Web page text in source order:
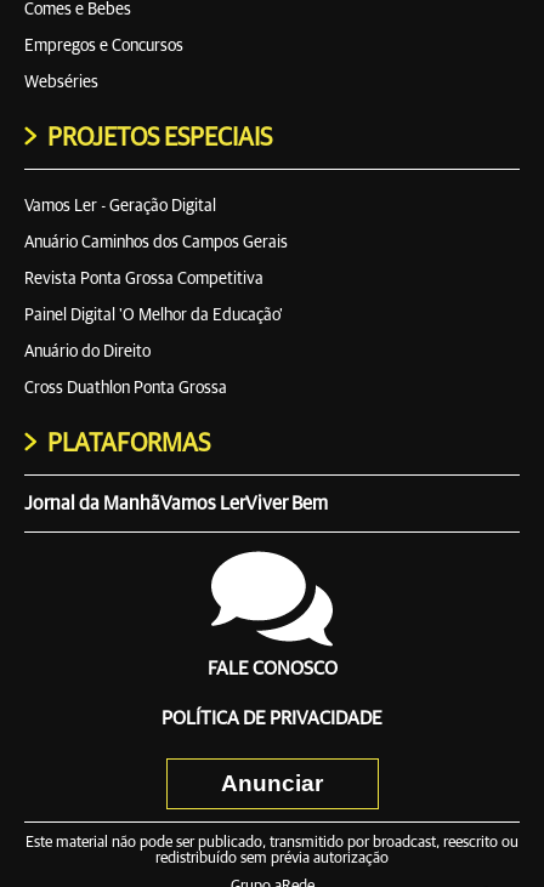
Comes e Bebes
Empregos e Concursos
Webséries
PROJETOS ESPECIAIS
Vamos Ler - Geração Digital
Anuário Caminhos dos Campos Gerais
Revista Ponta Grossa Competitiva
Painel Digital 'O Melhor da Educação'
Anuário do Direito
Cross Duathlon Ponta Grossa
PLATAFORMAS
Jornal da ManhãVamos LerViver Bem
FALE CONOSCO
POLÍTICA DE PRIVACIDADE
Anunciar
Este material não pode ser publicado, transmitido por broadcast, reescrito ou
redistribuído sem prévia autorização